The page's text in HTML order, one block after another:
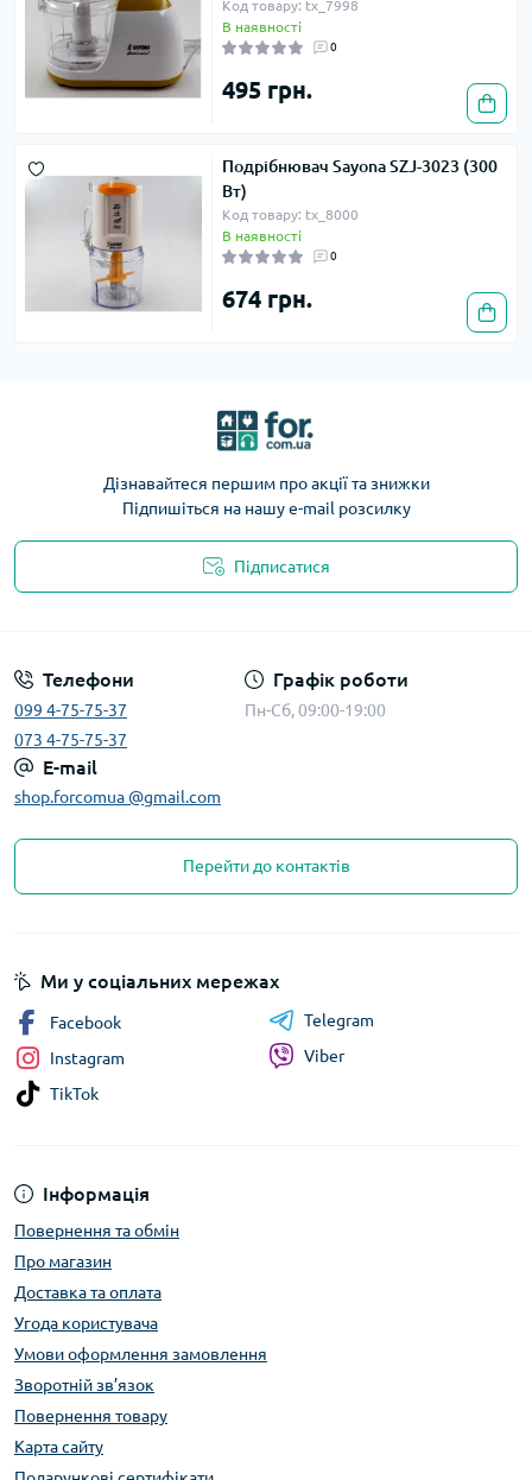
Код товару: tx_7998
В наявності
0
495 грн.
Подрібнювач Sayona SZJ-3023 (300
Вт)
Код товару: tx_8000
В наявності
0
674 грн.
Дізнавайтеся першим про акції та знижки
Підпишіться на нашу e-mail розсилку
Підписатися
Телефони
099 4-75-75-37
073 4-75-75-37
Графік роботи
Пн-Сб, 09:00-19:00
E-mail
shop.forcomua @gmail.com
Перейти до контактів
Інформація
Повернення та обмін
Про магазин
Доставка та оплата
Угода користувача
Умови оформлення замовлення
Зворотній зв’язок
Повернення товару
Карта сайту
Ми у соціальних мережах
Facebook
Instagram
TikTok
Telegram
Viber